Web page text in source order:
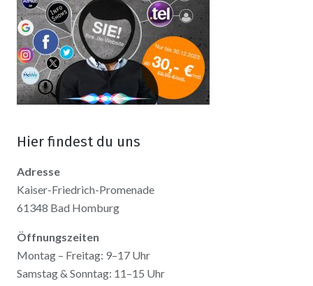
Hier findest du uns
Adresse
Kaiser-Friedrich-Promenade
61348 Bad Homburg
Öffnungszeiten
Montag – Freitag: 9–17 Uhr
Samstag & Sonntag: 11–15 Uhr